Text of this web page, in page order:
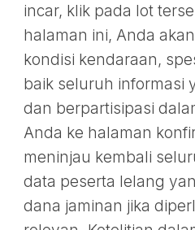
incar, klik pada lot
halaman ini, Anda
kondisi kendaraan,
baik seluruh informasi
dan berpartisipasi
Anda ke halaman
meninjau kembali
data peserta lelang
dana jaminan jika